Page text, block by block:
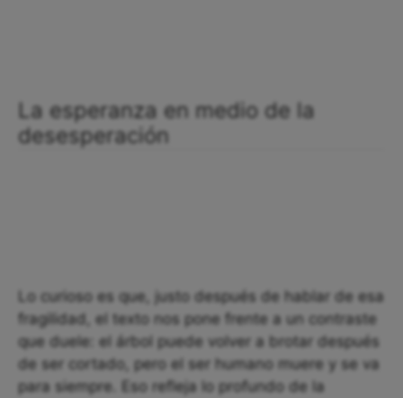
La esperanza en medio de la
desesperación
Lo curioso es que, justo después de hablar de esa
fragilidad, el texto nos pone frente a un contraste
que duele: el árbol puede volver a brotar después
de ser cortado, pero el ser humano muere y se va
para siempre. Eso refleja lo profundo de la